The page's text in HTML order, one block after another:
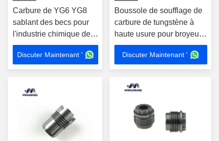
Carbure de YG6 YG8
sablant des becs pour
l'industrie chimique de
pétrole
Discuter Maintenant '
Boussole de soufflage de
carbure de tungstène à
haute usure pour broyeurs
à pétrole - haute densité et
durable
Discuter Maintenant '